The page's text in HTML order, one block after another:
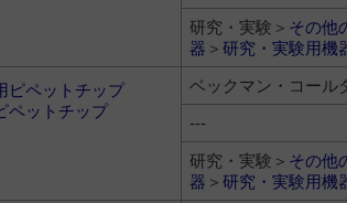
研究・実験＞ その他
器 ＞ 研究・実験用機
ピペットチップ
ットチップ
ベックマン・コール
---
研究・実験＞ その他
器 ＞ 研究・実験用機